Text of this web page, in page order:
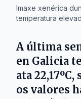
Imaxe xenérica
temperatura
A última
en Galicia
ata
os valores